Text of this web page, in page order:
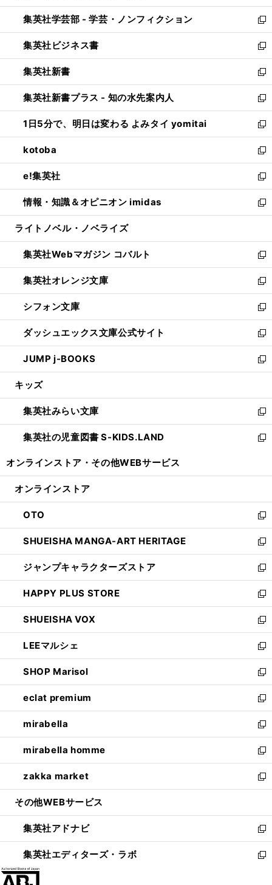
開
く
ウ
で
開
く
ン
ド
ウ
で
開
く
ウ
ィ
ン
ド
ウ
で
開
く
集英社学芸部 - 学芸・ノンフィクション
新
し
い
ウ
ィ
ン
ド
ウ
で
開
く
集英社ビジネス書
新
し
い
ウ
ィ
ン
ド
ウ
で
開
く
集英社新書
新
し
い
ウ
ィ
ン
ド
ウ
で
開
く
集英社新書プラス - 知の水先案内人
新
し
い
ウ
ィ
ン
ド
ウ
で
開
1日5分で、明日は変わる よみタイ yomitai
新
し
い
ウ
ィ
ン
ド
ウ
開
く
kotoba
新
し
い
ウ
ィ
ン
ウ
で
開
く
e!集英社
新
し
い
ウ
ン
ド
ウ
で
開
く
情報・知識＆オピニオン imidas
新
し
ウ
ィ
ン
ド
ウ
で
開
く
ライトノベル・ノベライズ
集英社Webマガジン コバルト
新
し
い
ウ
ィ
ン
ド
ウ
で
開
集英社オレンジ文庫
新
し
い
ウ
ィ
ン
ド
ウ
開
く
シフォン文庫
新
し
い
ウ
ィ
ン
ウ
で
開
く
ダッシュエックス文庫公式サイト
新
し
い
ウ
ン
ド
ウ
で
JUMP j-BOOKS
新
し
ウ
ィ
ン
ド
開
キッズ
集英社みらい文庫
新
し
い
ン
ウ
で
開
く
集英社の児童図書 S-KIDS.LAND
新
ウ
ン
ド
ウ
で
開
く
オンラインストア・ その他WEBサービス
オンラインストア
OTO
新
し
い
ウ
ィ
ン
ド
ウ
で
開
く
SHUEISHA MANGA-ART HERITAGE
新
し
い
ウ
ィ
ン
ド
ウ
で
開
く
ジャンプキャラクターズストア
新
し
い
ウ
ィ
ン
ド
ウ
で
開
く
HAPPY PLUS STORE
新
し
い
ウ
ィ
ン
ド
ウ
で
開
く
SHUEISHA VOX
新
し
い
ウ
ィ
ン
ド
ウ
で
開
く
LEEマルシェ
新
し
い
ウ
ィ
ン
ド
ウ
で
開
く
SHOP Marisol
新
し
い
ウ
ィ
ン
ド
ウ
で
開
eclat premium
新
し
い
ウ
ィ
ン
ド
ウ
開
く
mirabella
新
し
い
ウ
ィ
ン
ウ
で
開
く
mirabella homme
新
し
い
ウ
ン
ド
ウ
で
zakka market
新
し
ウ
ィ
ン
ド
その他WEBサービス
集英社アドナビ
新
し
い
集英社エディターズ・ラボ
新